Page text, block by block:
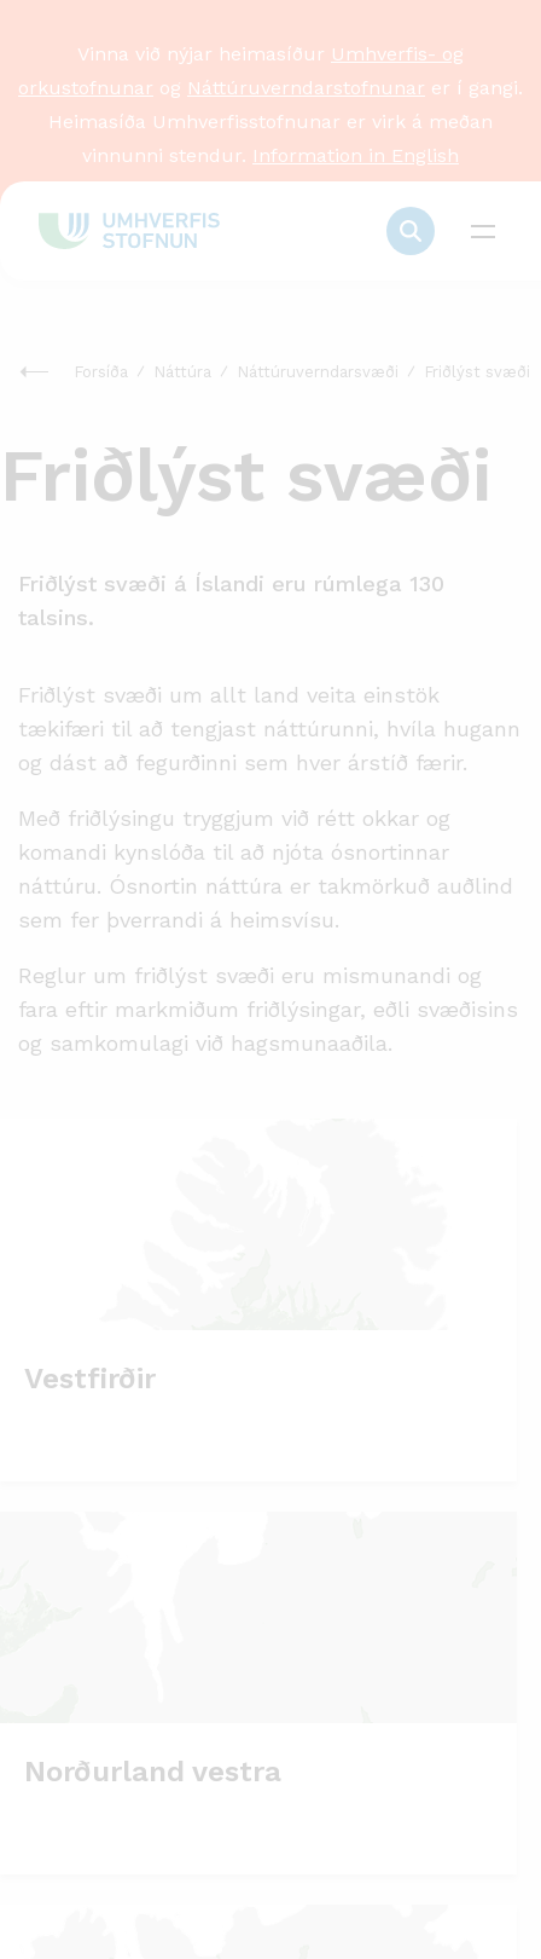
Vinna við nýjar heimasíður Umhverfis- og
orkustofnunar og Náttúruverndarstofnunar er í gangi.
Heimasíða Umhverfisstofnunar er virk á meðan
vinnunni stendur. Information in English
Forsíða Náttúra Náttúruverndarsvæði Friðlýst svæði
Friðlýst svæði
Friðlýst svæði á Íslandi eru rúmlega 130
talsins.
Friðlýst svæði um allt land veita einstök
tækifæri til að tengjast náttúrunni, hvíla hugann
og dást að fegurðinni sem hver árstíð færir.
Með friðlýsingu tryggjum við rétt okkar og
komandi kynslóða til að njóta ósnortinnar
náttúru. Ósnortin náttúra er takmörkuð auðlind
sem fer þverrandi á heimsvísu.
Reglur um friðlýst svæði eru mismunandi og
fara eftir markmiðum friðlýsingar, eðli svæðisins
og samkomulagi við hagsmunaaðila.
Vestfirðir
Norðurland vestra